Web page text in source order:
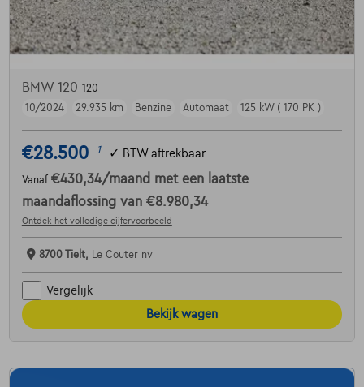
BMW 120 120
10/2024
29.935 km Benzine Automaat 125 kW ( 170 PK )
€28.500 1 ✓ BTW aftrekbaar
Vanaf €430,34/maand met een laatste
maandaflossing van €8.980,34
Ontdek het volledige cijfervoorbeeld
8700 Tielt, Le Couter nv
Vergelijk
Bekijk wagen